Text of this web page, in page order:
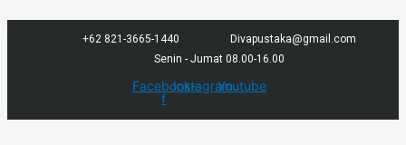
ke
+62 821-3665-1440
Divapustaka@gmail.com
Senin - Jumat 08.00-16.00
Facebook-
f
InstagramYoutube